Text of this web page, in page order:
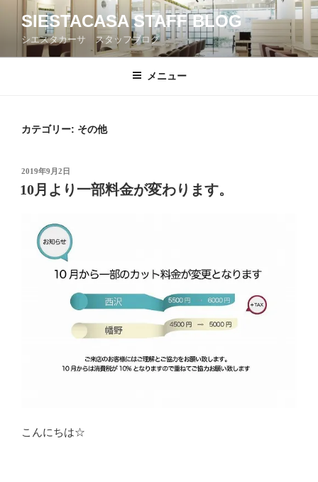
ン
SIESTACASA STAFF BLOG
シエスタカーサ スタッフブログ
メニュー
カテゴリー: その他
投
日:
2019年9月2日
10月より一部料金が変わります。
こんにちは☆